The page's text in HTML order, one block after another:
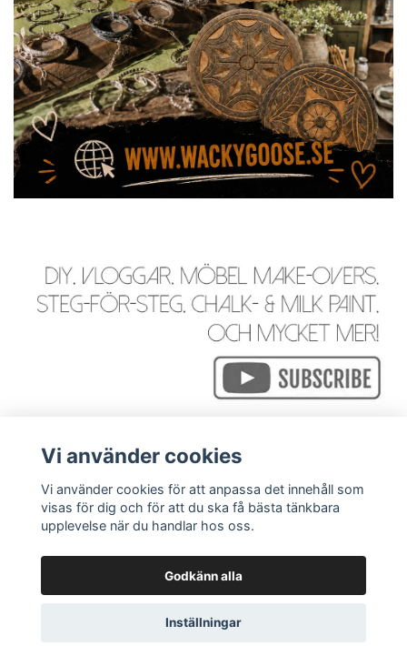
Läs mer
© 2026 WackyGoose - Rustik, Vintage, Industriell & Bohemi
Vi använder cookies
Vi använder cookies för att anpassa det innehåll som
visas för dig och för att du ska få bästa tänkbara
upplevelse när du handlar hos oss.
Godkänn alla
Inställningar